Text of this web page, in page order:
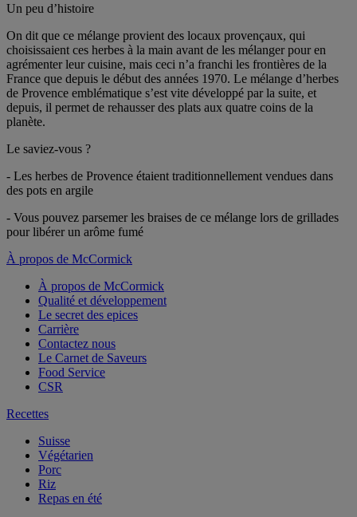
Un peu d’histoire
On dit que ce mélange provient des locaux provençaux, qui
choisissaient ces herbes à la main avant de les mélanger pour en
agrémenter leur cuisine, mais ceci n’a franchi les frontières de la
France que depuis le début des années 1970. Le mélange d’herbes
de Provence emblématique s’est vite développé par la suite, et
depuis, il permet de rehausser des plats aux quatre coins de la
planète.
Le saviez-vous ?
- Les herbes de Provence étaient traditionnellement vendues dans
des pots en argile
- Vous pouvez parsemer les braises de ce mélange lors de grillades
pour libérer un arôme fumé
À propos de McCormick
À propos de McCormick
Qualité et développement
Le secret des epices
Carrière
Contactez nous
Le Carnet de Saveurs
Food Service
CSR
Recettes
Suisse
Végétarien
Porc
Riz
Repas en été